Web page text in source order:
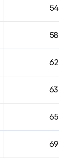
54
58
62
63
65
69